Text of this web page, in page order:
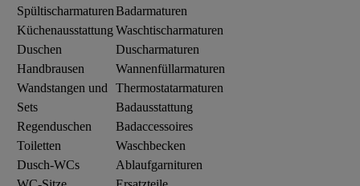
Spültischarmaturen
Küchenausstattung
Duschen
Handbrausen
Wandstangen und
Sets
Regenduschen
Toiletten
Dusch-WCs
Badarmaturen
Waschtischarmaturen
Duscharmaturen
Wannenfüllarmaturen
Thermostatarmaturen
Badausstattung
Badaccessoires
Waschbecken
Ablaufgarnituren